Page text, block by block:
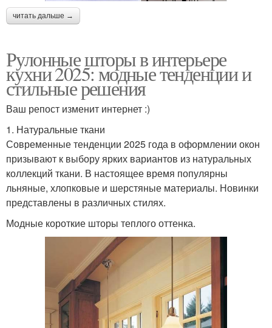
читать дальше →
Рулонные шторы в интерьере
кухни 2025: модные тенденции и
стильные решения
Ваш репост изменит интернет :)
1. Натуральные ткани
Современные тенденции 2025 года в оформлении окон
призывают к выбору ярких вариантов из натуральных
коллекций ткани. В настоящее время популярны
льняные, хлопковые и шерстяные материалы. Новинки
представлены в различных стилях.
Модные короткие шторы теплого оттенка.